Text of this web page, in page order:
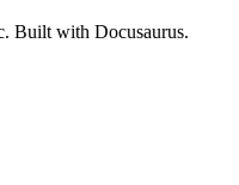
Built with Docusaurus.